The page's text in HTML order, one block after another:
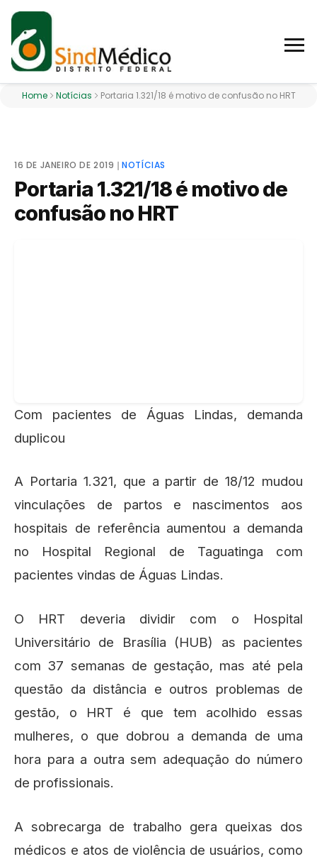
Home Notícias Portaria 1.321/18 é motivo de confusão no HRT
16 DE JANEIRO DE 2019 ❘NOTÍCIAS
Portaria 1.321/18 é motivo de
confusão no HRT
Com pacientes de Águas Lindas, demanda
duplicou
A Portaria 1.321, que a partir de 18/12 mudou
vinculações de partos e nascimentos aos
hospitais de referência aumentou a demanda
no Hospital Regional de Taguatinga com
pacientes vindas de Águas Lindas.
O HRT deveria dividir com o Hospital
Universitário de Brasília (HUB) as pacientes
com 37 semanas de gestação, mas até pela
questão da distância e outros problemas de
gestão, o HRT é que tem acolhido essas
mulheres, o que dobrou a demanda de uma
hora para a outra sem adequação do número
de profissionais.
A sobrecarga de trabalho gera queixas dos
médicos e atos de violência de usuários, como